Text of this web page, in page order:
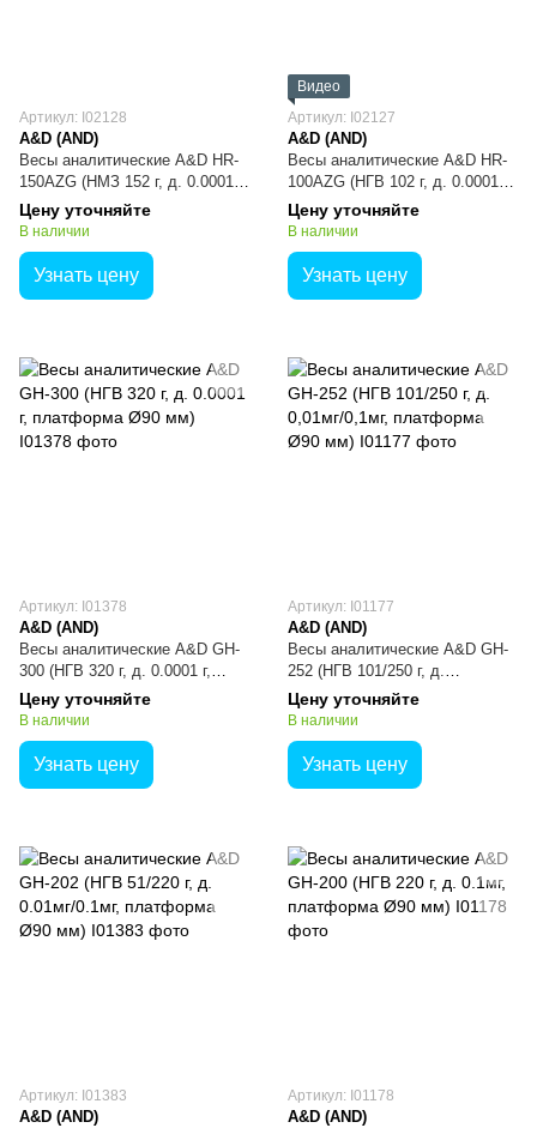
Артикул: I02128
A&D (AND)
Весы аналитические A&D HR-
150AZG (НМЗ 152 г, д. 0.0001 г,
платформа Ø90 мм)
Цену уточняйте
В наличии
Узнать цену
Видео
Артикул: I02127
A&D (AND)
Весы аналитические A&D HR-
100AZG (НГВ 102 г, д. 0.0001 г,
платформа Ø90 мм)
Цену уточняйте
В наличии
Узнать цену
Артикул: I01378
A&D (AND)
Весы аналитические A&D GH-
300 (НГВ 320 г, д. 0.0001 г,
платформа Ø90 мм)
Цену уточняйте
В наличии
Узнать цену
Артикул: I01177
A&D (AND)
Весы аналитические A&D GH-
252 (НГВ 101/250 г, д.
0,01мг/0,1мг, платформа Ø90
мм)
Цену уточняйте
В наличии
Узнать цену
Артикул: I01383
A&D (AND)
Артикул: I01178
A&D (AND)